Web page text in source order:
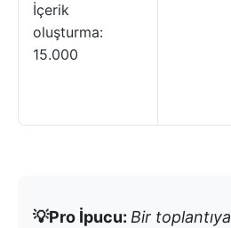
İçerik
oluşturma:
15.000
💡Pro İpucu: Bir toplantıya